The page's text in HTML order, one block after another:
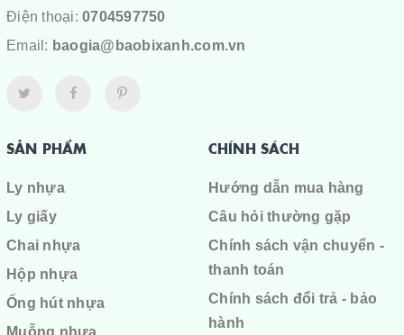
Điện thoại: 0704597750
Email: baogia@baobixanh.com.vn
SẢN PHẨM
Ly nhựa
Ly giấy
Chai nhựa
Hộp nhựa
Ống hút nhựa
Muỗng nhựa
CHÍNH SÁCH
Hướng dẫn mua hàng
Câu hỏi thường gặp
Chính sách vận chuyển -
thanh toán
Chính sách đổi trả - bảo
hành